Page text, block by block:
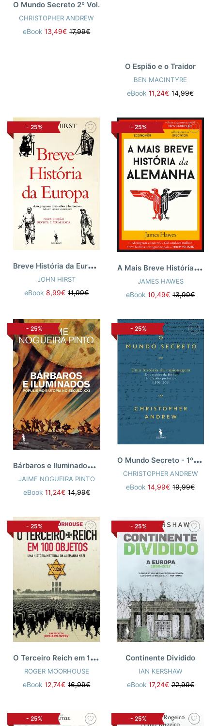
O Mundo Secreto 2º Vol.
CHRISTOPHER ANDREW
eBook13,49€ 17,99€
O Espião e o Traidor
BEN MACINTYRE
eBook11,24€ 14,99€
- 25%
B
reve História da Europa [ne]
JOHN HIRST
eBook 8,99€ 11,99€
- 25%
A
Mais Breve História da Alemanha
JAMES HAWES
eBook10,49€ 13,99€
- 25%
B
árbaros e Iluminados... [ne]
JAIME NOGUEIRA PINTO
eBook 11,24€ 14,99€
- 25%
O
Mundo Secreto - 1º Vol
CHRISTOPHER ANDREW
eBook14,99€ 19,99€
- 25%
O
Terceiro Reich em 100 Objetos
ROGER MOORHOUSE
eBook12,74€ 16,99€
- 25%
Continente Dividido
IAN KERSHAW
eBook 17,24€ 22,99€
- 25% - 25%